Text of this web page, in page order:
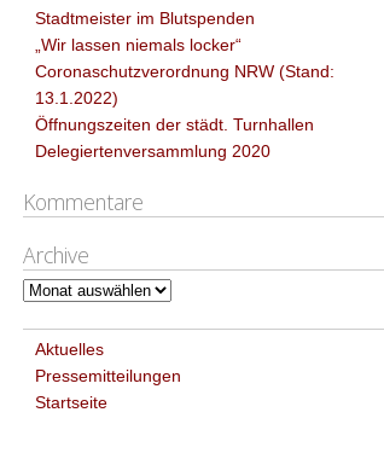
Stadtmeister im Blutspenden
„Wir lassen niemals locker“
Coronaschutzverordnung NRW (Stand:
13.1.2022)
Öffnungszeiten der städt. Turnhallen
Delegiertenversammlung 2020
Kommentare
Archive
Archive
Aktuelles
Pressemitteilungen
Startseite